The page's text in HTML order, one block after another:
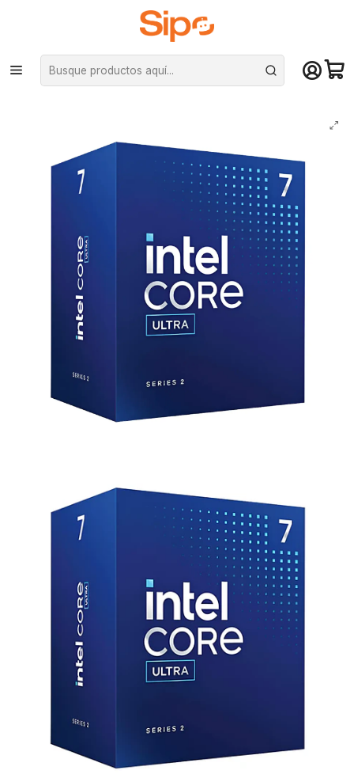
¡Compra hasta mediodía y recibe hoy! De lunes a sábado en el gran
Santiago. Envío gratis desde $29.990
Inicio Componentes PC Procesadores Intel
Procesador Intel Core Ultra 7 265F, LGA 1851, 2.40/5.3Ghz, 20Core/Hilos